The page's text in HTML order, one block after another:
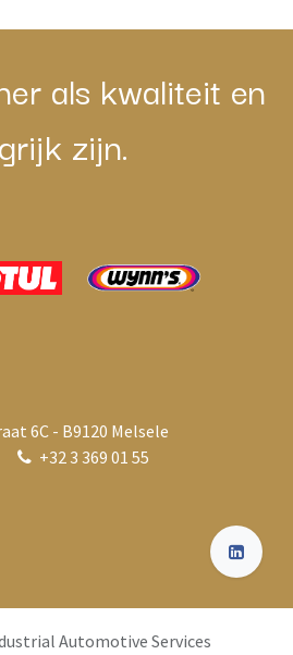
als kwaliteit en
zijn.
6C - B9120 Melsele
+32 3 369 01 55
Automotive Services